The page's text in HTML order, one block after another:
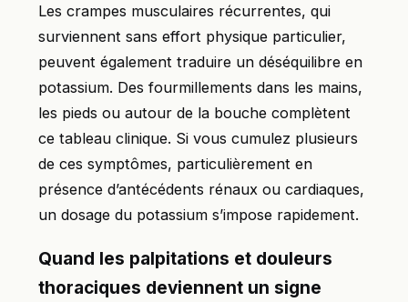
Les crampes musculaires récurrentes, qui
surviennent sans effort physique particulier,
peuvent également traduire un déséquilibre en
potassium. Des fourmillements dans les mains,
les pieds ou autour de la bouche complètent
ce tableau clinique. Si vous cumulez plusieurs
de ces symptômes, particulièrement en
présence d’antécédents rénaux ou cardiaques,
un dosage du potassium s’impose rapidement.
Quand les palpitations et douleurs
thoraciques deviennent un signe